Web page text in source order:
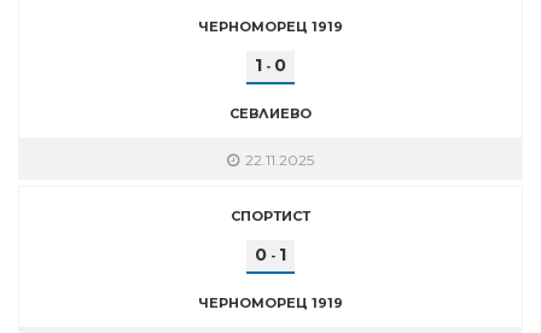
ЧЕРНОМОРЕЦ 1919
1 - 0
СЕВЛИЕВО
22.11.2025
СПОРТИСТ
0 - 1
ЧЕРНОМОРЕЦ 1919